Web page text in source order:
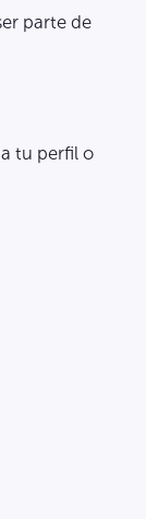
parte de
tu perfil o